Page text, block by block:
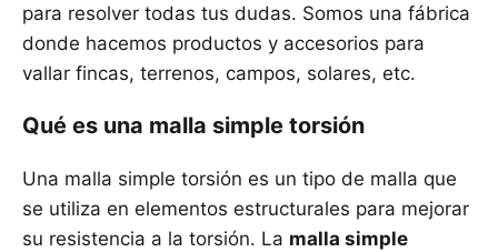
para resolver todas tus dudas. Somos una fábrica
donde hacemos productos y accesorios para
vallar fincas, terrenos, campos, solares, etc.
Qué es una malla simple torsión
Una malla simple torsión es un tipo de malla que
se utiliza en elementos estructurales para mejorar
su resistencia a la torsión. La malla simple